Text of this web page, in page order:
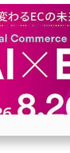
アード (773)
ラクタの河野貴伸さんが
創業者 西尾修平さんと
するために実践している